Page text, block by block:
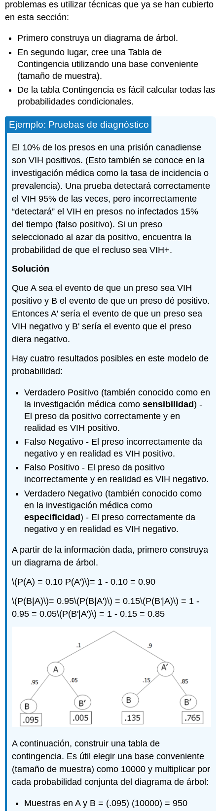
problemas es utilizar técnicas que ya se han cubierto
en esta sección:
Primero construya un diagrama de árbol.
En segundo lugar, cree una Tabla de
Contingencia utilizando una base conveniente
(tamaño de muestra).
De la tabla Contingencia es fácil calcular todas las
probabilidades condicionales.
Ejemplo: Pruebas de diagnóstico
El 10% de los presos en una prisión canadiense
son VIH positivos. (Esto también se conoce en la
investigación médica como la tasa de incidencia o
prevalencia). Una prueba detectará correctamente
el VIH 95% de las veces, pero incorrectamente
“detectará” el VIH en presos no infectados 15%
del tiempo (falso positivo). Si un preso
seleccionado al azar da positivo, encuentra la
probabilidad de que el recluso sea VIH+.
Solución
Que A sea el evento de que un preso sea VIH
positivo y B el evento de que un preso dé positivo.
Entonces A' sería el evento de que un preso sea
VIH negativo y B' sería el evento que el preso
diera negativo.
Hay cuatro resultados posibles en este modelo de
probabilidad:
Verdadero Positivo (también conocido como en
la investigación médica comosensibilidad) ‐
El preso da positivo correctamente y en
realidad es VIH positivo.
Falso Negativo ‐ El preso incorrectamente da
negativo y en realidad es VIH positivo.
Falso Positivo ‐ El preso da positivo
incorrectamente y en realidad es VIH negativo.
Verdadero Negativo (también conocido como
en la investigación médica como
especificidad) ‐ El preso correctamente da
negativo y en realidad es VIH negativo.
A partir de la información dada, primero construya
un diagrama de árbol.
\(P(A) = 0.10 P(A')\)= 1 ‐ 0.10 = 0.90
\(P(B|A)\)= 0.95\(P(B|A')\) = 0.15\(P(B'|A)\) = 1 ‐
0.95 = 0.05\(P(B'|A')\) = 1 ‐ 0.15 = 0.85
A continuación, construir una tabla de
contingencia. Es útil elegir una base conveniente
(tamaño de muestra) como 10000 y multiplicar por
cada probabilidad conjunta del diagrama de árbol:
Muestras en A y B = (.095) (10000) = 950